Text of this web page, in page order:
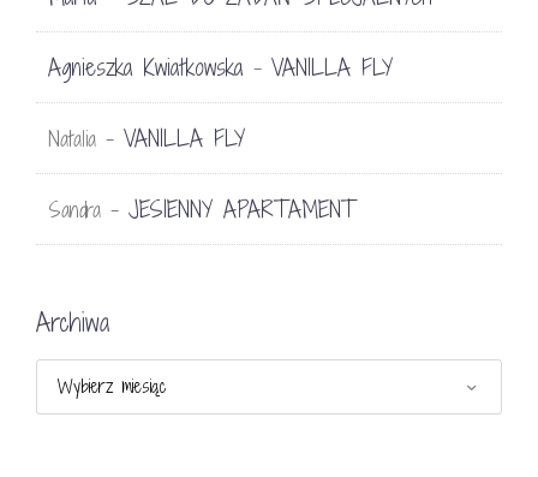
Agnieszka Kwiatkowska - VANILLA FLY
Natalia - VANILLA FLY
Sandra - JESIENNY APARTAMENT
Archiwa
Archiwa